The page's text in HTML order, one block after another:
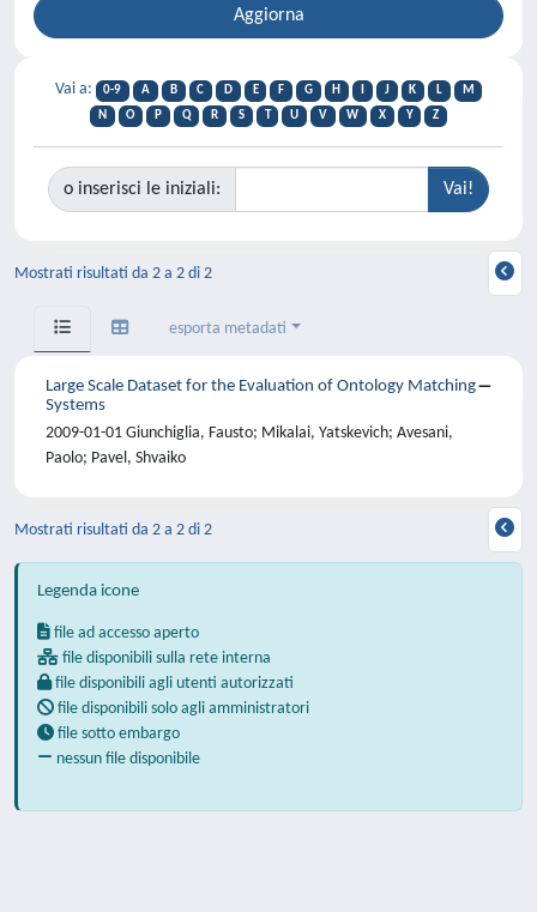
Vai a: 0-9 A B C D E F G H J K L
M
N
O P Q R S T U V W X Y Z
o inserisci le iniziali:
Mostrati risultati da 2 a 2 di 2
esporta metadati
Large Scale Dataset for the Evaluation of Ontology Matching
Systems
2009-01-01 Giunchiglia, Fausto; Mikalai, Yatskevich; Avesani,
Paolo; Pavel, Shvaiko
Mostrati risultati da 2 a 2 di 2
Legenda icone
file ad accesso aperto
file disponibili sulla rete interna
file disponibili agli utenti autorizzati
file disponibili solo agli amministratori
file sotto embargo
nessun file disponibile